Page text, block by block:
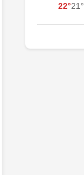
22°21°